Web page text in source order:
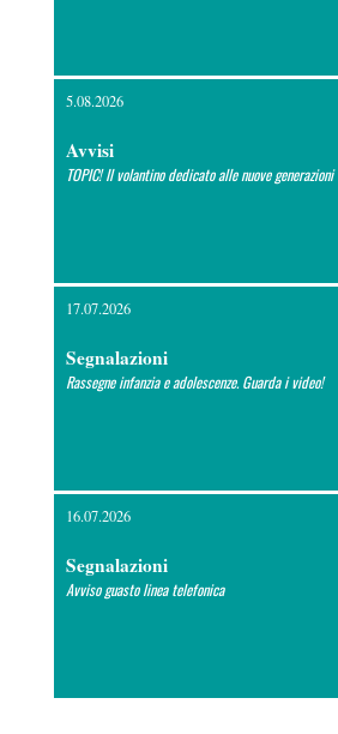
5.08.2026
Avvisi
TOPIC! Il volantino dedicato alle nuove generazioni
17.07.2026
Segnalazioni
Rassegne infanzia e adolescenze. Guarda i video!
16.07.2026
Segnalazioni
Avviso guasto linea telefonica